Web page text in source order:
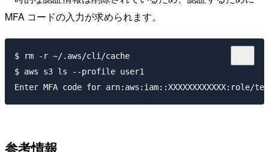
MFA コードの入力が求められます。
$ rm -r ~/.aws/cli/cache
$ aws s3 ls --profile user1
参考情報